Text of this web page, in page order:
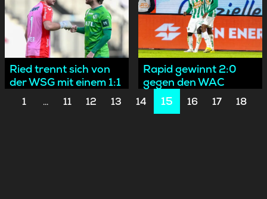
Ried trennt sich von
der WSG mit einem 1:1
Rapid gewinnt 2:0
gegen den WAC
1 … 11 12 13 14 15 16 17 18